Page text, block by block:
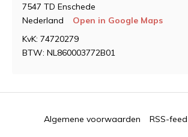
7547 TD Enschede
Nederland
Open in Google Maps
KvK: 74720279
BTW: NL860003772B01
Algemene voorwaarden RSS-feed